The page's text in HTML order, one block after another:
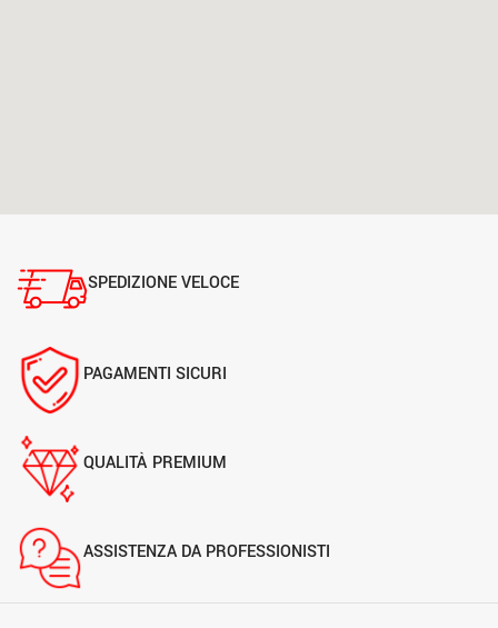
SPEDIZIONE VELOCE
PAGAMENTI SICURI
QUALITÀ PREMIUM
ASSISTENZA DA PROFESSIONISTI